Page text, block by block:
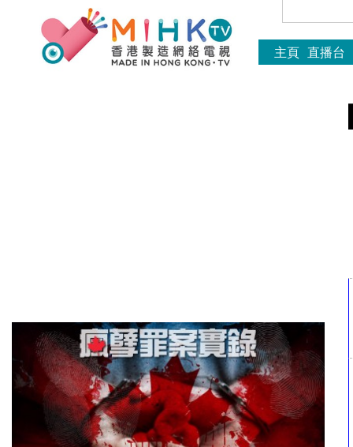
主頁 直播台